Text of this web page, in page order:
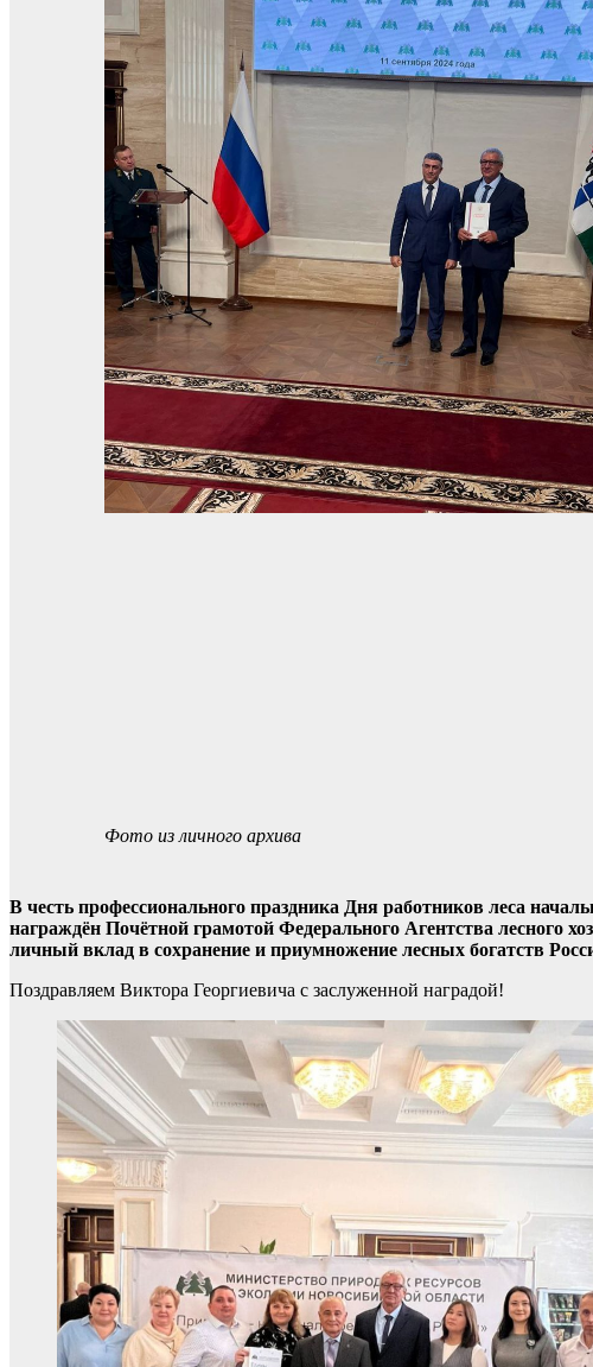
Фото из личного архива
В честь профессионального праздника Дня работников леса
награждён Почётной грамотой Федерального Агентства лесного
личный вклад в сохранение и приумножение лесных богатств
Поздравляем Виктора Георгиевича с заслуженной наградой!